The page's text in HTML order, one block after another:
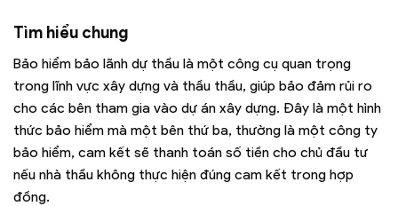
Tìm hiểu chung
Bảo hiểm bảo lãnh dự thầu là một công cụ quan trọng
trong lĩnh vực xây dựng và thầu thầu, giúp bảo đảm rủi ro
cho các bên tham gia vào dự án xây dựng. Đây là một hình
thức bảo hiểm mà một bên thứ ba, thường là một công ty
bảo hiểm, cam kết sẽ thanh toán số tiền cho chủ đầu tư
nếu nhà thầu không thực hiện đúng cam kết trong hợp
đồng.